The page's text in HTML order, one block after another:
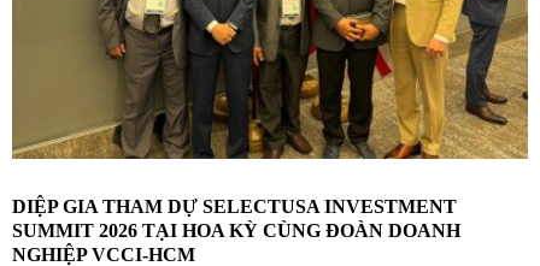
DIỆP GIA THAM DỰ SELECTUSA INVESTMENT
SUMMIT 2026 TẠI HOA KỲ CÙNG ĐOÀN DOANH
NGHIỆP VCCI-HCM